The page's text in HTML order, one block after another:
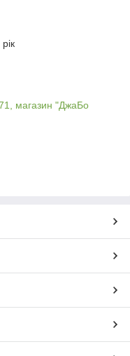
магазин "ДжаБо